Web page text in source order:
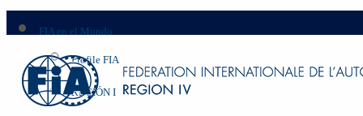
FIA en el Mundo
Profile FIA
REGIÓN I